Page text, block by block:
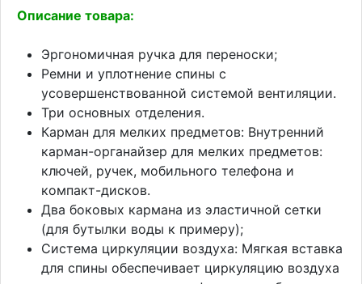
Описание товара:
Эргономичная ручка для переноски;
Ремни и уплотнение спины с
усовершенствованной системой вентиляции.
Три основных отделения.
Карман для мелких предметов: Внутренний
карман-органайзер для мелких предметов:
ключей, ручек, мобильного телефона и
компакт-дисков.
Два боковых кармана из эластичной сетки
(для бутылки воды к примеру);
Система циркуляции воздуха: Мягкая вставка
для спины обеспечивает циркуляцию воздуха